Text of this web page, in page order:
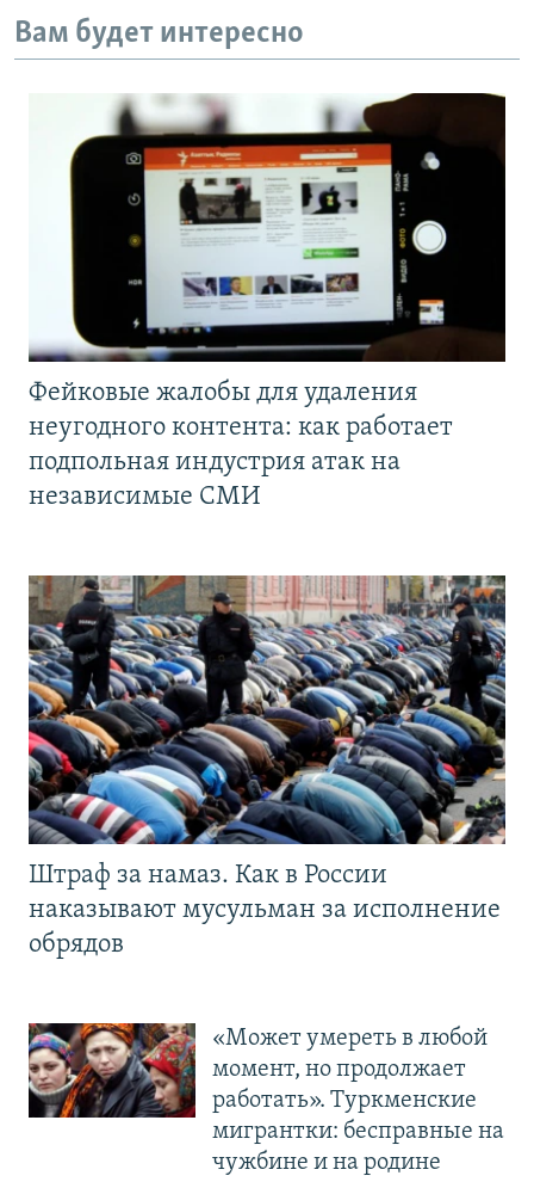
Вам будет интересно
Фейковые жалобы для удаления
неугодного контента: как работает
подпольная индустрия атак на
независимые СМИ
Штраф за намаз. Как в России
наказывают мусульман за исполнение
обрядов
«Может умереть в любой
момент, но продолжает
работать». Туркменские
мигрантки: бесправные на
чужбине и на родине